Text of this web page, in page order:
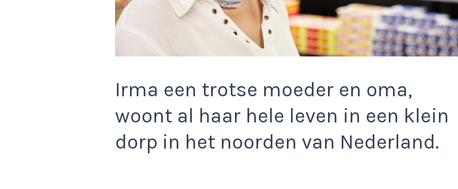
Irma een trotse moeder en oma,
woont al haar hele leven in een klein
dorp in het noorden van Nederland.